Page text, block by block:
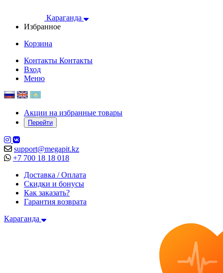
Караганда
Избранное
Корзина
Контакты Контакты
Вход
Меню
Акции на избранные товары
Перейти
support@megapit.kz
+7 700 18 18 018
Доставка / Оплата
Скидки и бонусы
Как заказать?
Гарантия возврата
Караганда